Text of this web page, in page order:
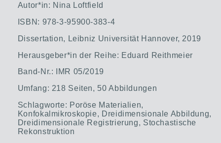
Autor*in: Nina Loftfield
ISBN: 978-3-95900-383-4
Dissertation, Leibniz Universität Hannover, 2019
Herausgeber*in der Reihe: Eduard Reithmeier
Band-Nr.: IMR 05/2019
Umfang: 218 Seiten, 50 Abbildungen
Schlagworte: Poröse Materialien,
Konfokalmikroskopie, Dreidimensionale Abbildung,
Dreidimensionale Registrierung, Stochastische
Rekonstruktion